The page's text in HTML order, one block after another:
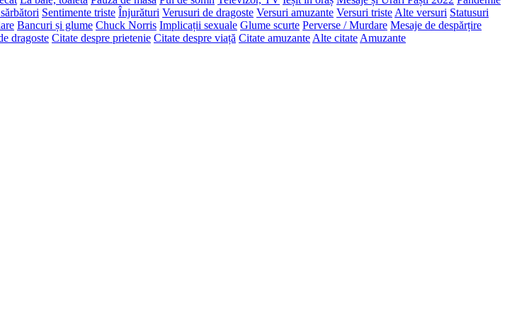
Sentimente triste Înjurături Verusuri de dragoste Versuri amuzante Versuri triste Alte versuri Statusuri
Bancuri și glume Chuck Norris Implicații sexuale Glume scurte Perverse / Murdare Mesaje de despărțire
dragoste Citate despre prietenie Citate despre viață Citate amuzante Alte citate Amuzante